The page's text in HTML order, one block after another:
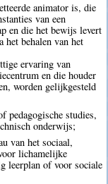
animator is, die
van een
en die het bewijs levert
het behalen van het
ervaring van
en die houder
worden gelijkgesteld
pedagogische studies,
onderwijs;
van het sociaal,
lichamelijke
leerplan of voor sociale